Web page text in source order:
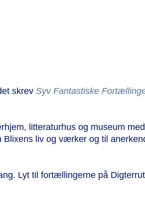
skrev Syv Fantastiske
litteraturhus og museum med
Blixens liv og værker og til
Lyt til fortællingerne på